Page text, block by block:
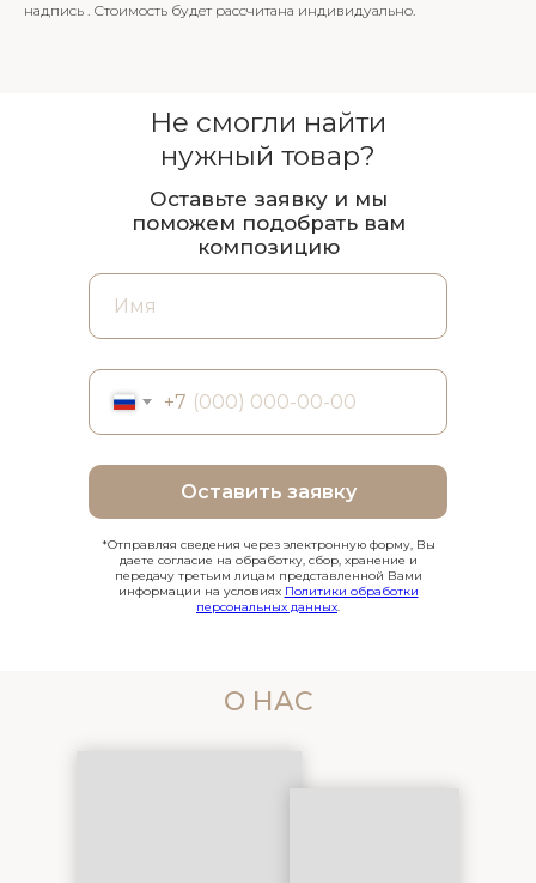
надпись . Стоимость будет рассчитана индивидуально.
+7
Оставить заявку
Не смогли найти
нужный товар?
Оставьте заявку и мы
поможем подобрать вам
композицию
*Отправляя сведения через электронную форму, Вы
даете согласие на обработку, сбор, хранение и
передачу третьим лицам представленной Вами
информации на условиях Политики обработки
персональных данных.
О НАС